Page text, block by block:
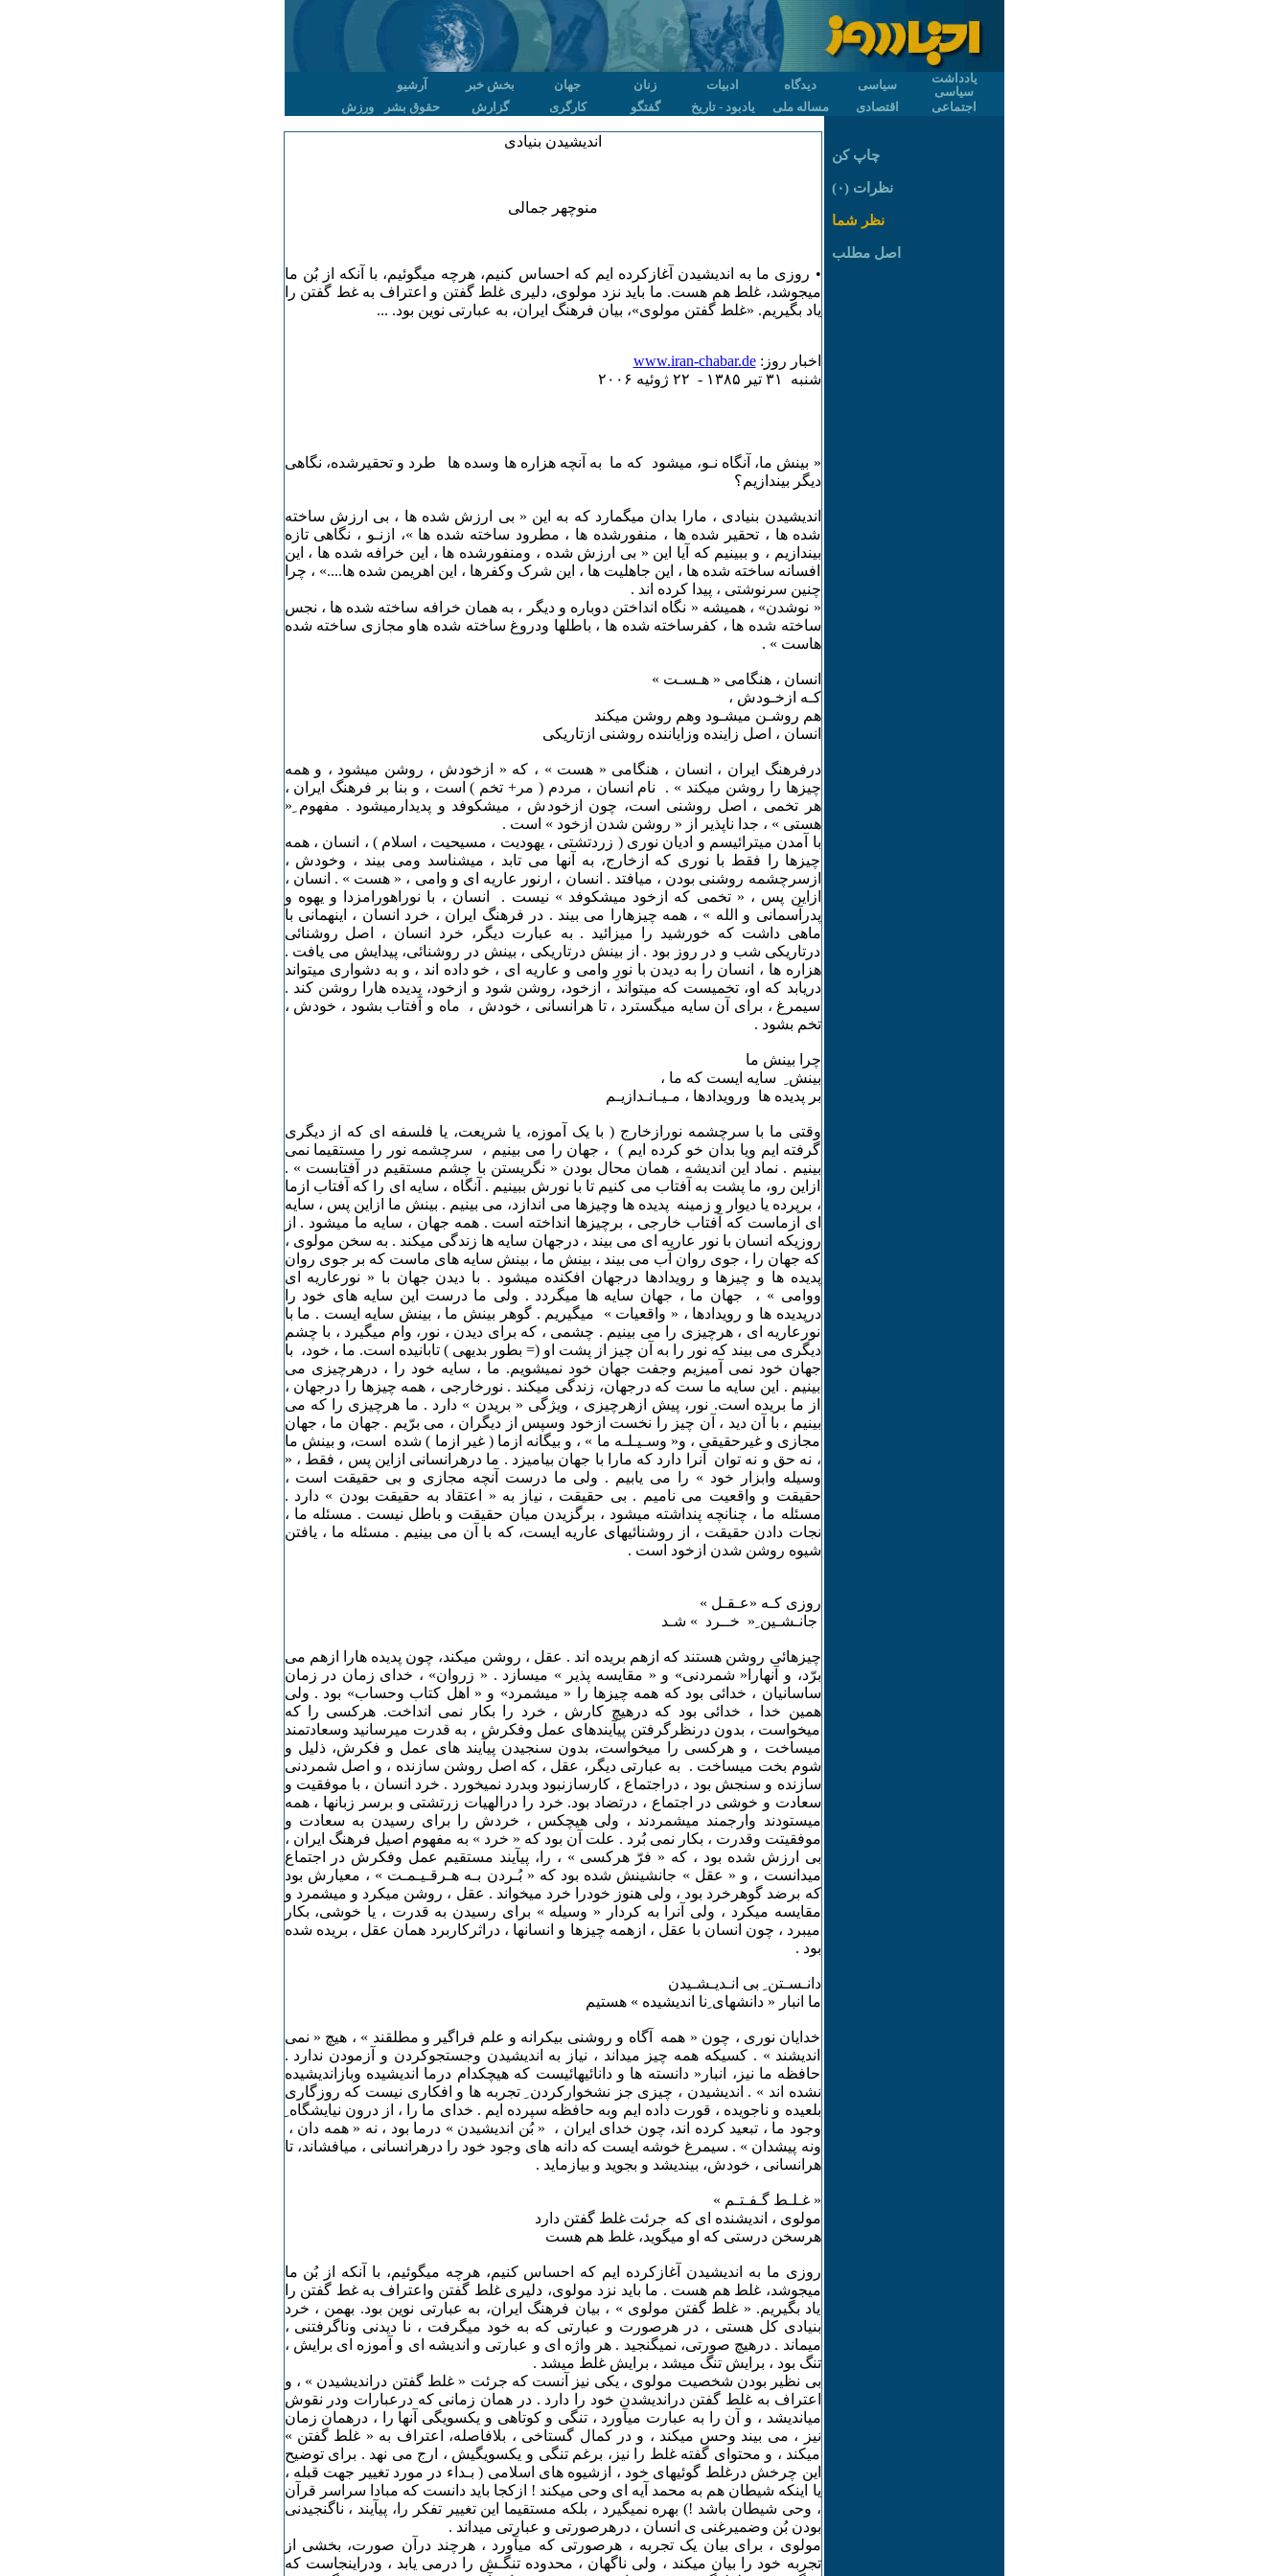
یادداشت
سیاسی
سیاسی دیدگاه ادبیات زنان جهان بخش خبر
آرشیو
اجتماعی
اقتصادی مساله ملی یادبود - تاریخ گفتگو کارگری گزارش حقوق بشر ورزش
اندیشیدن بنیادی
منوچهر جمالی
• روزی ما به اندیشیدن آغازکرده ایم که احساس کنیم، هرچه میگوئیم، با آنکه از بُن ما
میجوشد، غلط هم هست. ما باید نزد مولوی، دلیری غلط گفتن و اعتراف به غط گفتن را
یاد بگیریم. «غلط گفتن مولوی»، بیان فرهنگ ایران، به عبارتی نوین بود. ...
اخبار روز:www.iran-chabar.de
شنبه ٣۱ تير ۱٣٨۵ - ۲۲ ژوئيه ۲۰۰۶
« بینش ما، آنگاه نـو، میشود که ما به آنچه هزاره ها وسده ها طرد و تحقیرشده، نگاهی
دیگر بیندازیم؟
اندیشیدن بنیادی ، مارا بدان میگمارد که به این « بی ارزش شده ها ، بی ارزش ساخته
شده ها ، تحقیر شده ها ، منفورشده ها ، مطرود ساخته شده ها »، ازنـو ، نگاهی تازه
بیندازیم ، و ببینیم که آیا این « بی ارزش شده ، ومنفورشده ها ، این خرافه شده ها ، این
افسانه ساخته شده ها ، این جاهلیت ها ، این شرک وکفرها ، این اهریمن شده ها....» ، چرا
چنین سرنوشتی ، پیدا کرده اند .
« نوشدن» ، همیشه « نگاه انداختن دوباره و دیگر ، به همان خرافه ساخته شده ها ، نجس
ساخته شده ها ، کفرساخته شده ها ، باطلها ودروغ ساخته شده هاو مجازی ساخته شده
هاست » .
انسان ، هنگامی « هـسـت »
کـه ازخـودش ،
هم روشـن میشـود وهم روشن میکند
انسان ، اصل زاینده وزایاننده روشنی ازتاریکی
درفرهنگ ایران ، انسان ، هنگامی « هست » ، که « ازخودش ، روشن میشود ، و همه
چیزها را روشن میکند » . نام انسان ، مردم ( مر+ تخم ) است ، و بنا بر فرهنگ ایران ،
هر تخمی ، اصل روشنی است، چون ازخودش ، میشکوفد و پدیدارمیشود . مفهوم ِ«
هستی » ، جدا ناپذیر از « روشن شدن ازخود » است .
با آمدن میترائیسم و ادیان نوری ( زردتشتی ، یهودیت ، مسیحیت ، اسلام ) ، انسان ، همه
چیزها را فقط با نوری که ازخارج، به آنها می تابد ، میشناسد ومی بیند ، وخودش ،
ازسرچشمه روشنی بودن ، میافتد . انسان ، ارنور عاریه ای و وامی ، « هست » . انسان ،
ازاین پس ، « تخمی که ازخود میشکوفد » نیست . انسان ، با نوراهورامزدا و یهوه و
پدرآسمانی و الله » ، همه چیزهارا می بیند . در فرهنگ ایران ، خرد انسان ، اینهمانی با
ماهی داشت که خورشید را میزائید . به عبارت دیگر، خرد انسان ، اصل روشنائی
درتاریکی شب و در روز بود . از بینش درتاریکی ، بینش در روشنائی، پیدایش می یافت .
هزاره ها ، انسان را به دیدن با نورِ وامی و عاریه ای ، خو داده اند ، و به دشواری میتواند
دریابد که او، تخمیست که میتواند ، ازخود، روشن شود و ازخود، پدیده هارا روشن کند .
سیمرغ ، برای آن سایه میگسترد ، تا هرانسانی ، خودش ، ماه و آفتاب بشود ، خودش ،
تخم بشود .
چرا بینش ما
بینش ِ سایه ایست که ما ،
بر پدیده ها ورویدادها ، مـیـانـدازیـم
وقتی ما با سرچشمه نورازخارج ( با یک آموزه، یا شریعت، یا فلسفه ای که از دیگری
گرفته ایم ویا بدان خو کرده ایم ) ، جهان را می بینیم ، سرچشمه نور را مستقیما نمی
بینیم . نماد این اندیشه ، همان محال بودن « نگریستن با چشم مستقیم در آفتابست » .
ازاین رو، ما پشت به آفتاب می کنیم تا با نورش ببینیم . آنگاه ، سایه ای را که آفتاب ازما
، برپرده یا دیوار و زمینه پدیده ها وچیزها می اندازد، می بینیم . بینش ما ازاین پس ، سایه
ای ازماست که آفتاب خارجی ، برچیزها انداخته است . همه جهان ، سایه ما میشود . از
روزیکه انسان با نور عاریه ای می بیند ، درجهان سایه ها زندگی میکند . به سخن مولوی ،
که جهان را ، جوی روان آب می بیند ، بینش ما ، بینش سایه های ماست که بر جوی روان
پدیده ها و چیزها و رویدادها درجهان افکنده میشود . با دیدن جهان با « نورعاریه ای
ووامی » ، جهان ما ، جهان سایه ها میگردد . ولی ما درست این سایه های خود را
درپدیده ها و رویدادها ، « واقعیات » میگیریم . گوهر بینش ما ، بینش سایه ایست . ما با
نورعاریه ای ، هرچیزی را می بینیم . چشمی ، که برای دیدن ، نور، وام میگیرد ، با چشم
دیگری می بیند که نور را به آن چیز از پشت او (= بطور بدیهی ) تابانیده است. ما ، خود، با
جهان خود نمی آمیزیم وجفت جهان خود نمیشویم. ما ، سایه خود را ، درهرچیزی می
بینیم . این سایه ما ست که درجهان، زندگی میکند . نورخارجی ، همه چیزها را درجهان ،
از ما بریده است. نور، پیش ازهرچیزی ، ویژگی « بریدن » دارد . ما هرچیزی را که می
بینیم ، با آن دید ، آن چیز را نخست ازخود وسپس از دیگران ، می برّیم . جهان ما ، جهان
مجازی و غیرحقیقی ، و« وسـیـلـه ما » ، و بیگانه ازما ( غیر ازما ) شده است، و بینش ما
، نه حق و نه توان آنرا دارد که مارا با جهان بیامیزد . ما درهرانسانی ازاین پس ، فقط ، «
وسیله وابزار خود » را می یابیم . ولی ما درست آنچه مجازی و بی حقیقت است ،
حقیقت و واقعیت می نامیم . بی حقیقت ، نیاز به « اعتقاد به حقیقت بودن » دارد .
مسئله ما ، چنانچه پنداشته میشود ، برگزیدن میان حقیقت و باطل نیست . مسئله ما ،
نجات دادن حقیقت ، از روشنائیهای عاریه ایست، که با آن می بینیم . مسئله ما ، یافتن
شیوه روشن شدن ازخود است .
روزی کـه «عـقـل »
جانـشـین ِ« خــرد » شـد
چیزهائی روشن هستند که ازهم بریده اند . عقل ، روشن میکند، چون پدیده هارا ازهم می
برّد، و آنهارا« شمردنی» و « مقایسه پذیر » میسازد . « زروان» ، خدای زمان در زمان
ساسانیان ، خدائی بود که همه چیزها را « میشمرد» و « اهل کتاب وحساب» بود . ولی
همین خدا ، خدائی بود که درهیچ کارش ، خرد را بکار نمی انداخت. هرکسی را که
میخواست ، بدون درنظرگرفتن پیآیندهای عمل وفکرش ، به قدرت میرسانید وسعادتمند
میساخت ، و هرکسی را میخواست، بدون سنجیدن پیآیند های عمل و فکرش، ذلیل و
شوم بخت میساخت . به عبارتی دیگر، عقل ، که اصل روشن سازنده ، و اصل شمردنی
سازنده و سنجش بود ، دراجتماع ، کارسازنبود وبدرد نمیخورد . خرد انسان ، با موفقیت و
سعادت و خوشی در اجتماع ، درتضاد بود. خرد را درالهیات زرتشتی و برسر زبانها ، همه
میستودند وارجمند میشمردند ، ولی هیچکس ، خردش را برای رسیدن به سعادت و
موفقیتت وقدرت ، بکار نمی بُرد . علت آن بود که « خرد » به مفهوم اصیل فرهنگ ایران ،
بی ارزش شده بود ، که « فرّ هرکسی » ، را، پیآیند مستقیم عمل وفکرش در اجتماع
میدانست ، و « عقل » جانشینش شده بود که « بُـردن بـه هـرقـیـمـت » ، معیارش بود
که برضد گوهرخرد بود ، ولی هنوز خودرا خرد میخواند . عقل ، روشن میکرد و میشمرد و
مقایسه میکرد ، ولی آنرا به کردار « وسیله » برای رسیدن به قدرت ، یا خوشی، بکار
میبرد ، چون انسان با عقل ، ازهمه چیزها و انسانها ، دراثرکاربرد همان عقل ، بریده شده
بود .
دانـسـتن ِ بی انـدیـشـیدن
ما انبار « دانشهای ِنا اندیشیده » هستیم
خدایان نوری ، چون « همه آگاه و روشنی بیکرانه و علم فراگیر و مطلقند » ، هیچ « نمی
اندیشند » . کسیکه همه چیز میداند ، نیاز به اندیشیدن وجستجوکردن و آزمودن ندارد .
حافظه ما نیز، انبار« دانسته ها و دانائیهائیست که هیچکدام درما اندیشیده وبازاندیشیده
نشده اند » . اندیشیدن ، چیزی جز نشخوارکردن ِ تجربه ها و افکاری نیست که روزگاری
بلعیده و ناجویده ، قورت داده ایم وبه حافظه سپرده ایم . خدای ما را ، از درون نیایشگاه ِ
وجود ما ، تبعید کرده اند، چون خدای ایران ، « بُن اندیشیدن » درما بود ، نه « همه دان ،
ونه پیشدان » . سیمرغ خوشه ایست که دانه های وجود خود را درهرانسانی ، میافشاند، تا
هرانسانی ، خودش، بیندیشد و بجوید و بیازماید .
« غـلـط گـفـتـم »
مولوی ، اندیشنده ای که جرئت غلط گفتن دارد
هرسخن درستی که او میگوید، غلط هم هست
روزی ما به اندیشیدن آغازکرده ایم که احساس کنیم، هرچه میگوئیم، با آنکه از بُن ما
میجوشد، غلط هم هست . ما باید نزد مولوی، دلیری غلط گفتن واعتراف به غط گفتن را
یاد بگیریم. « غلط گفتن مولوی » ، بیان فرهنگ ایران، به عبارتی نوین بود. بهمن ، خرد
بنیادی کل هستی ، در هرصورت و عبارتی که به خود میگرفت ، نا دیدنی وناگرفتنی ،
میماند . درهیچ صورتی، نمیگنجید . هر واژه ای و عبارتی و اندیشه ای و آموزه ای برایش ،
تنگ بود ، برایش تنگ میشد ، برایش غلط میشد .
بی نظیر بودن شخصیت مولوی ، یکی نیز آنست که جرئت « غلط گفتن دراندیشیدن » ، و
اعتراف به غلط گفتن دراندیشدن خود را دارد . در همان زمانی که درعبارات ودر نقوش
میاندیشد ، و آن را به عبارت میآورد ، تنگی و کوتاهی و یکسویگی آنها را ، درهمان زمان
نیز ، می بیند وحس میکند ، و در کمال گستاخی ، بلافاصله، اعتراف به « غلط گفتن »
میکند ، و محتوای گفته غلط را نیز، برغم تنگی و یکسویگیش ، ارج می نهد . برای توضیح
این چرخش درغلط گوئیهای خود ، ازشیوه های اسلامی ( بـداء در مورد تغییر جهت قبله ،
یا اینکه شیطان هم به محمد آیه ای وحی میکند ! ازکجا باید دانست که مبادا سراسر قرآن
، وحی شیطان باشد !) بهره نمیگیرد ، بلکه مستقیما این تغییر تفکر را، پیآیند ، ناگنجیدنی
بودن بُن وضمیرغنی ی انسان ، درهرصورتی و عبارتی میداند .
مولوی ، برای بیان یک تجربه ، هرصورتی که میآورد ، هرچند درآن صورت، بخشی از
تجربه خود را بیان میکند ، ولی ناگهان ، محدوده تنگـش را درمی یابد ، ودراینجاست که
چاپ کن
نظرات (۰)
نظر شما
اصل مطلب